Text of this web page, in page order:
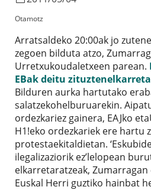
Otamotz
Arratsaldeko 20:00ak jo
zegoen bilduta atzo,
Urretxukoudaletxeen parean.
EBak deitu
Bilduren aurka hartutako
salatzekohelburuarekin.
ordezkariez gainera, EAJko
H1!eko ordezkariek ere hartu
protestaekitaldietan.
ilegalizaziorik ez’lelopean
elkarretaratzeak, Zumarragan
Euskal Herri guztiko hainbat